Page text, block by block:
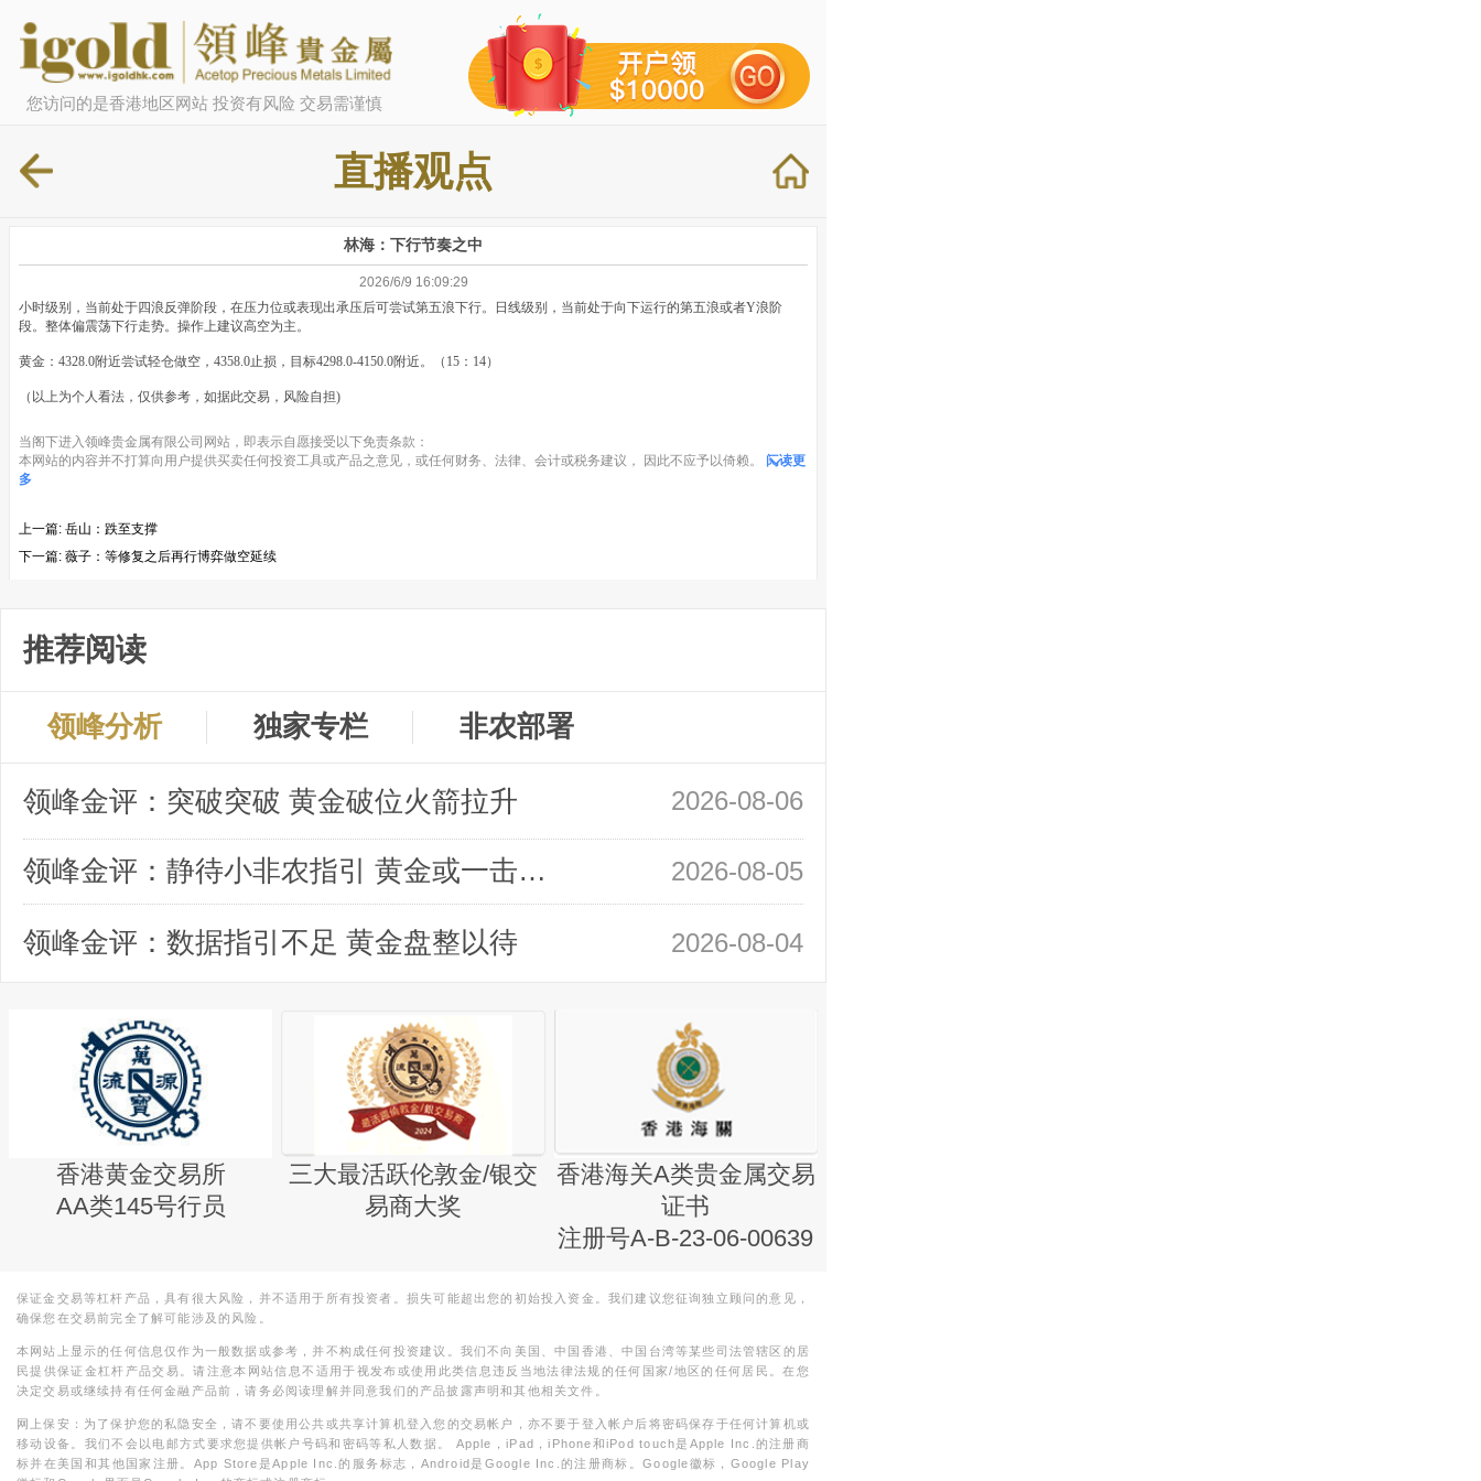
您访问的是香港地区网站 投资有风险 交易需谨慎
直播观点
林海：下行节奏之中
2026/6/9 16:09:29
小时级别，当前处于四浪反弹阶段，在压力位或表现出承压后可尝试第五浪下行。日线级别，当前处于向下运行的第五浪或者Y浪阶
段。整体偏震荡下行走势。操作上建议高空为主。
黄金：4328.0附近尝试轻仓做空，4358.0止损，目标4298.0-4150.0附近。（15：14）
（以上为个人看法，仅供参考，如据此交易，风险自担)
当阁下进入领峰贵金属有限公司网站，即表示自愿接受以下免责条款：
本网站的内容并不打算向用户提供买卖任何投资工具或产品之意见，或任何财务、法律、会计或税务建议， 因此不应予以倚赖。
阅读更
多
上一篇: 岳山：跌至支撑
下一篇: 薇子：等修复之后再行博弈做空延续
推荐阅读
领峰分析 独家专栏 非农部署
领峰金评：突破突破 黄金破位火箭拉升 2026-08-06
领峰金评：静待小非农指引 黄金或一击破局 2026-08-05
领峰金评：数据指引不足 黄金盘整以待 2026-08-04
香港黄金交易所
AA类145号行员
三大最活跃伦敦金/银交
易商大奖
香港海关A类贵金属交易
证书
注册号A-B-23-06-00639
保证金交易等杠杆产品，具有很大风险，并不适用于所有投资者。损失可能超出您的初始投入资金。我们建议您征询独立顾问的意见，
确保您在交易前完全了解可能涉及的风险。
本网站上显示的任何信息仅作为一般数据或参考，并不构成任何投资建议。我们不向美国、中国香港、中国台湾等某些司法管辖区的居
民提供保证金杠杆产品交易。请注意本网站信息不适用于视发布或使用此类信息违反当地法律法规的任何国家/地区的任何居民。在您
决定交易或继续持有任何金融产品前，请务必阅读理解并同意我们的产品披露声明和其他相关文件。
网上保安：为了保护您的私隐安全，请不要使用公共或共享计算机登入您的交易帐户，亦不要于登入帐户后将密码保存于任何计算机或
移动设备。我们不会以电邮方式要求您提供帐户号码和密码等私人数据。 Apple，iPad，iPhone和iPod touch是Apple Inc.的注册商
标并在美国和其他国家注册。App Store是Apple Inc.的服务标志，Android是Google Inc.的注册商标。Google徽标，Google Play